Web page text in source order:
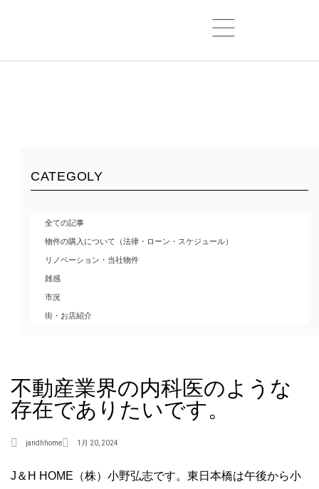
不動産業界の内科医のような
存在でありたいです。
jandhhome 1月 20, 2024
J＆H HOME（株）小野弘志です。東日本橋は午後から小
CATEGOLY
全ての記事
物件の購入について（法律・ローン・スケジュール）
リノベーション・当社物件
雑感
市況
街・お店紹介